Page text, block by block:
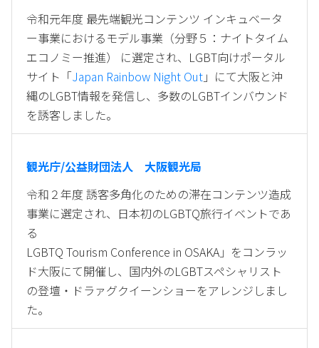
令和元年度 最先端観光コンテンツ インキュベータ
ー事業におけるモデル事業（分野５：ナイトタイム
エコノミー推進） に選定され、LGBT向けポータル
サイト「Japan Rainbow Night Out 」にて大阪と沖
縄のLGBT情報を発信し、多数のLGBTインバウンド
を誘客しました。
観光庁/公益財団法人 大阪観光局
令和２年度 誘客多角化のための滞在コンテンツ造成
事業に選定され、日本初のLGBTQ旅行イベントであ
る
LGBTQ Tourism Conference in OSAKA」をコンラッ
ド大阪にて開催し、国内外のLGBTスペシャリスト
の登壇・ドラァグクイーンショーをアレンジしまし
た。